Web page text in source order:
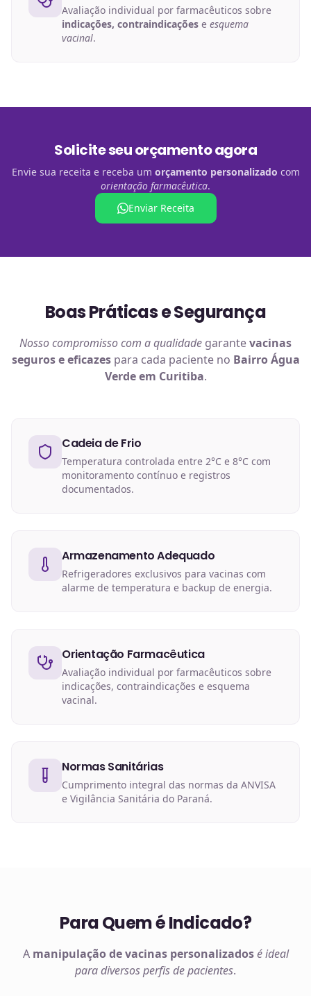
Avaliação individual por farmacêuticos sobre
indicações, contraindicações e esquema
vacinal.
Solicite seu orçamento agora
Envie sua receita e receba um orçamento personalizado com
orientação farmacêutica.
Enviar Receita
Boas Práticas e Segurança
Nosso compromisso com a qualidade garantevacinas
seguros e eficazespara cada paciente no Bairro Água
Verde em Curitiba.
Cadeia de Frio
Temperatura controlada entre 2°C e 8°C com
monitoramento contínuo e registros
documentados.
Armazenamento Adequado
Refrigeradores exclusivos para vacinas com
alarme de temperatura e backup de energia.
Orientação Farmacêutica
Avaliação individual por farmacêuticos sobre
indicações, contraindicações e esquema
vacinal.
Normas Sanitárias
Cumprimento integral das normas da ANVISA
e Vigilância Sanitária do Paraná.
Para Quem é Indicado?
A manipulação devacinaspersonalizados é ideal
para diversos perfis de pacientes.